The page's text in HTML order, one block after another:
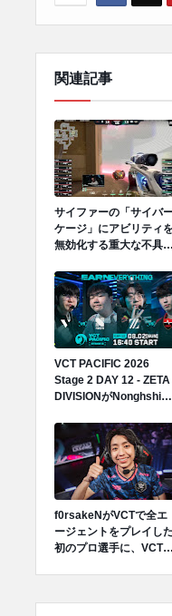
関連記事
サイファーの「サイバ
ケージ」にアビリティ
無効化する重大な不具合
vs GEでも発生
VCT PACIFIC 2026
Stage 2 DAY 12 - ZETA
DIVISIONがNonghshim
f0rsakeNがVCTで全エ
ージェントをプレイした
初のプロ選手に、VCT